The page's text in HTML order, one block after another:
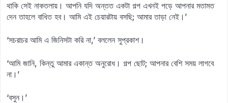
থাকি সেই নাকতলায়। আপনি যদি অন্তত একটা গল্প এখনই পড়ে আপনার মতামত
দেন তাহলে বাধিত হব। আমি এই চেয়ারটায় বসছি; আমার তাড়া নেই।’
‘সচরাচর আমি এ জিনিসটা করি না,’ বললেন সুপ্রকাশ।
‘আমি জানি, কিন্তু আমার একান্ত অনুরোধ। গল্প ছোট; আপনার বেশি সময় লাগবে
না।’
‘বসুন।’